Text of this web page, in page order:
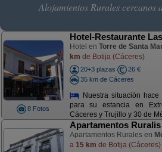
Alojamientos Rurales cercanos a
8 Fotos
Hotel-Restaurante
Hotel en Torre de Santa
km de Botija (Cáceres)
20+3 plazas
26 €
35 km de Cáceres
Nuestra situación
para su estancia en
Cáceres y Trujillo y 30 de
Apartamentos
Apartamentos Rurales en
a 15 km de Botija (Cáceres)